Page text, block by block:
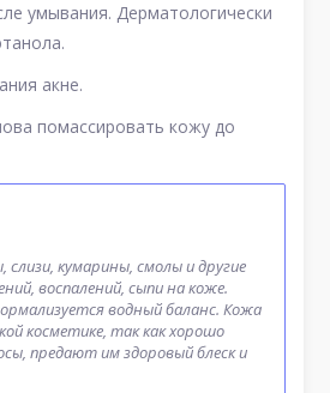
умывания. Дерматологически
акне.
помассировать кожу до
кумарины, смолы и другие
воспалений, сыпи на коже.
водный баланс. Кожа
косметике, так как хорошо
предают им здоровый блеск и